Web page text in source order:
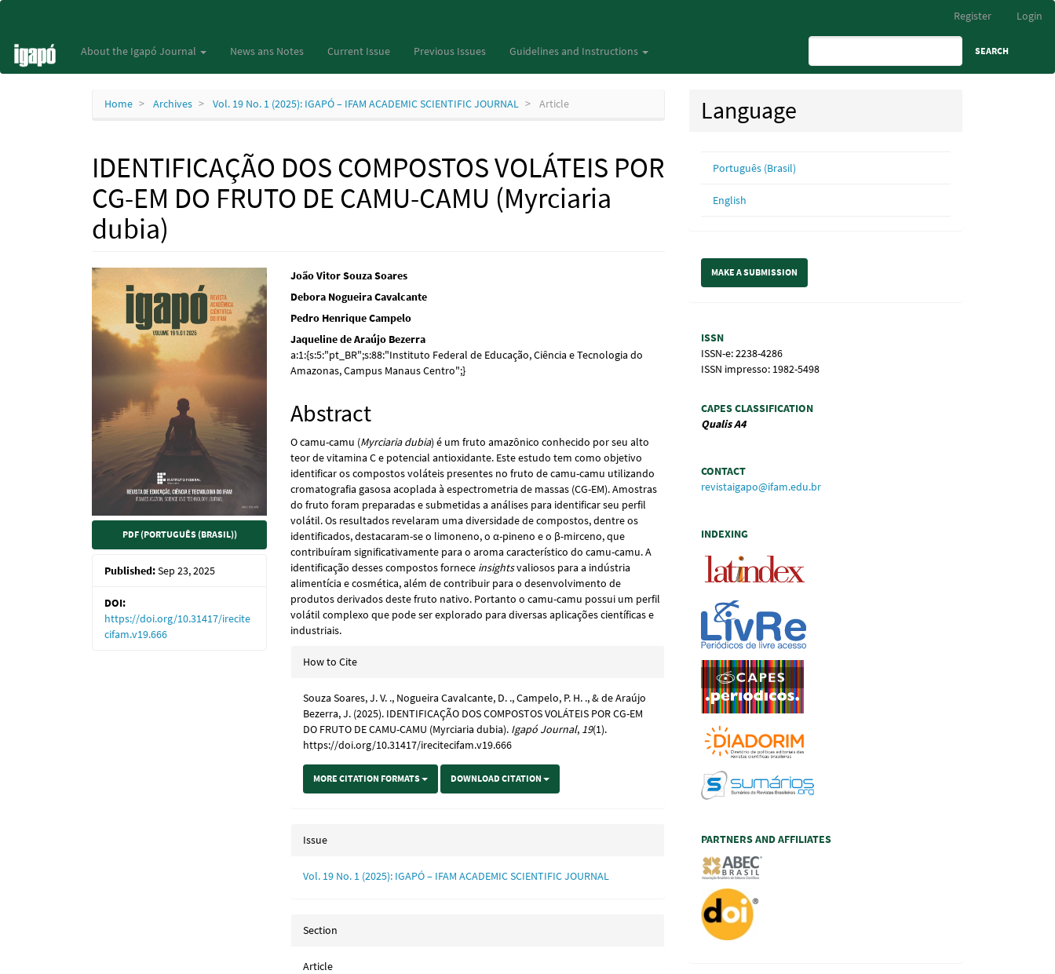
Content
Sidebar
Register Login
About the Igapó Journal News ans Notes Current Issue Previous Issues Guidelines and Instructions SEARCH
Home Archives Vol. 19 No. 1 (2025): IGAPÓ – IFAM ACADEMIC SCIENTIFIC JOURNAL Article
IDENTIFICAÇÃO DOS COMPOSTOS VOLÁTEIS POR
CG-EM DO FRUTO DE CAMU-CAMU (Myrciaria
dubia)
Article
Sidebar
PDF (PORTUGUÊS (BRASIL))
Published:Sep 23, 2025
DOI:
https://doi.org/10.31417/irecite
cifam.v19.666
Main
Article
Content
João Vitor Souza Soares
Debora Nogueira Cavalcante
Pedro Henrique Campelo
Jaqueline de Araújo Bezerra
a:1:{s:5:"pt_BR";s:88:"Instituto Federal de Educação, Ciência e Tecnologia do
Amazonas, Campus Manaus Centro";}
Abstract
O camu-camu (Myrciaria dubia) é um fruto amazônico conhecido por seu alto
teor de vitamina C e potencial antioxidante. Este estudo tem como objetivo
identificar os compostos voláteis presentes no fruto de camu-camu utilizando
cromatografia gasosa acoplada à espectrometria de massas (CG-EM). Amostras
do fruto foram preparadas e submetidas a análises para identificar seu perfil
volátil. Os resultados revelaram uma diversidade de compostos, dentre os
identificados, destacaram-se o limoneno, o α-pineno e o β-mirceno, que
contribuíram significativamente para o aroma característico do camu-camu. A
identificação desses compostos fornece insightsvaliosos para a indústria
alimentícia e cosmética, além de contribuir para o desenvolvimento de
produtos derivados deste fruto nativo. Portanto o camu-camu possui um perfil
volátil complexo que pode ser explorado para diversas aplicações científicas e
industriais.
Article
How to Cite
Souza Soares, J. V. ., Nogueira Cavalcante, D. ., Campelo, P. H. ., & de Araújo
Bezerra, J. (2025). IDENTIFICAÇÃO DOS COMPOSTOS VOLÁTEIS POR CG-EM
DO FRUTO DE CAMU-CAMU (Myrciaria dubia). Igapó Journal, 19(1).
https://doi.org/10.31417/irecitecifam.v19.666
MORE CITATION FORMATS DOWNLOAD CITATION
Issue
Vol. 19 No. 1 (2025): IGAPÓ – IFAM ACADEMIC SCIENTIFIC JOURNAL
Section
Article
Language
Português (Brasil)
English
Make
MAKE A SUBMISSION
Information
ISSN
ISSN-e: 2238-4286
ISSN impresso: 1982-5498
CAPES CLASSIFICATION
QualisA4
CONTACT
revistaigapo@ifam.edu.br
INDEXING
PARTNERS AND AFFILIATES